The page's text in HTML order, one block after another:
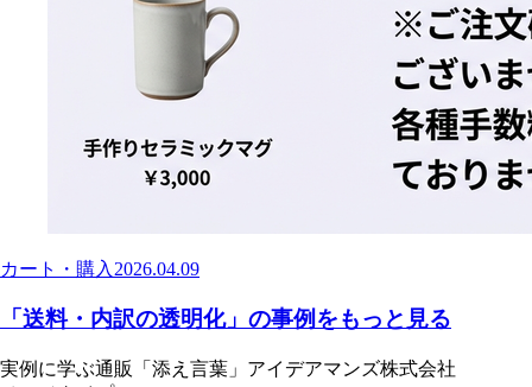
カート・購入 2026.04.09
「送料・内訳の透明化」の事例をもっと見る
実例に学ぶ通販「添え言葉」 アイデアマンズ株式会社